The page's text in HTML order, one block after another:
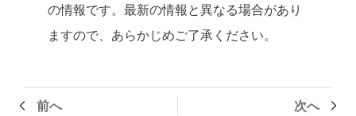
の情報です。最新の情報と異なる場合があり
ますので、あらかじめご了承ください。
前へ 次へ